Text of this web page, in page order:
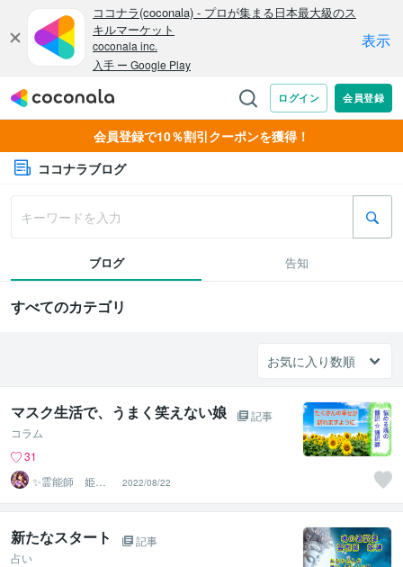
会員登録で10％割引クーポンを獲得！
ココナラブログ
ブログ 告知
すべてのカテゴリ
マスク生活で、うまく笑えない娘
記事
コラム
31
✨霊能師 姫神✨
心を導く、守護
霊の通訳者
2022/08/22
新たなスタート
記事
占い